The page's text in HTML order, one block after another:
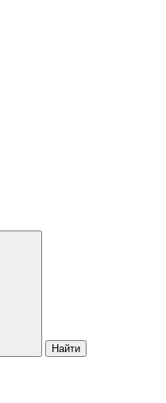
Найти